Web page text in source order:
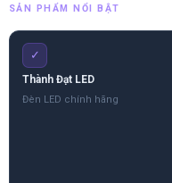
SẢN PHẨM NỔI BẬT
✓
Thành Đạt LED
Đèn LED chính hãng